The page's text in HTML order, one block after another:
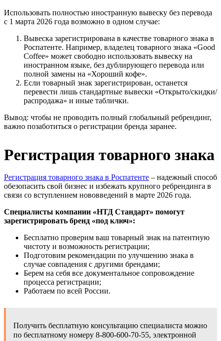
Использовать полностью иностранную вывеску без перевода
с 1 марта 2026 года возможно в одном случае:
Вывеска зарегистрирована в качестве товарного знака в
Роспатенте. Например, владелец товарного знака «Good
Coffee» может свободно использовать вывеску на
иностранном языке, без дублирующего перевода или
полной замены на «Хороший кофе».
Если товарный знак зарегистрирован, останется
перевести лишь стандартные вывески «Открыто/скидки/
распродажа» и иные таблички.
Вывод: чтобы не проводить полный глобальный ребрендинг,
важно позаботиться о регистрации бренда заранее.
Регистрация товарного знака
Регистрация товарного знака в Роспатенте – надежный способ
обезопасить свой бизнес и избежать крупного ребрендинга в
связи со вступлением нововведений в марте 2026 года.
Специалисты компании «НТД Стандарт» помогут
зарегистрировать бренд «под ключ»:
Бесплатно проверим ваш товарный знак на патентную
чистоту и возможность регистрации;
Подготовим рекомендации по улучшению знака в
случае совпадения с другими брендами;
Берем на себя все документальное сопровождение
процесса регистрации;
Работаем по всей России.
Получить бесплатную консультацию специалиста можно
по бесплатному номеру 8-800-600-70-55, электронной